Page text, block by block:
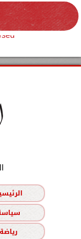
رياضة